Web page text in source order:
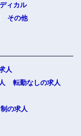
ィカル
その他
人
転勤なしの求人
の求人